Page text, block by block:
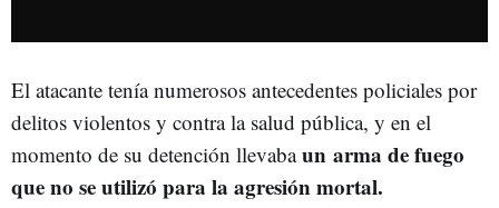
El atacante tenía numerosos antecedentes policiales por
delitos violentos y contra la salud pública, y en el
momento de su detención llevabaun arma de fuego
que no se utilizó para la agresión mortal.